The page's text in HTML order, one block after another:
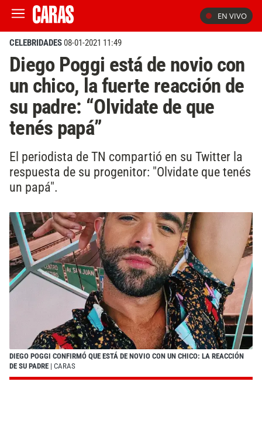
EN VIVO
CELEBRIDADES08-01-2021 11:49
Diego Poggi está de novio con
un chico, la fuerte reacción de
su padre: “Olvidate de que
tenés papá”
El periodista de TN compartió en su Twitter la
respuesta de su progenitor: "Olvidate que tenés
un papá".
DIEGO POGGI CONFIRMÓ QUE ESTÁ DE NOVIO CON UN CHICO: LA REACCIÓN
DE SU PADRE | CARAS